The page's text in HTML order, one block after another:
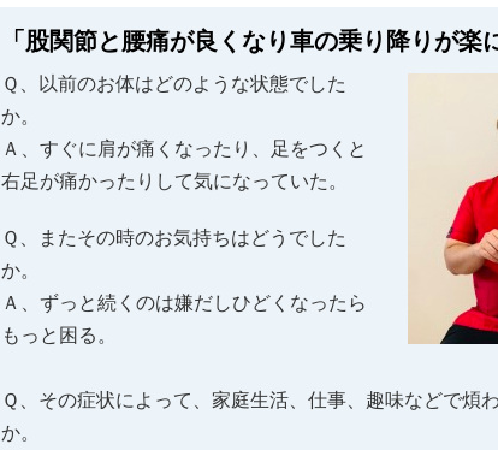
「股関節と腰痛が良くなり車の乗り降りが楽
Ｑ、以前のお体はどのような状態でした
か。
Ａ、すぐに肩が痛くなったり、足をつくと
右足が痛かったりして気になっていた。
Ｑ、またその時のお気持ちはどうでした
か。
Ａ、ずっと続くのは嫌だしひどくなったら
もっと困る。
Ｑ、その症状によって、家庭生活、仕事、趣味などで煩
か。